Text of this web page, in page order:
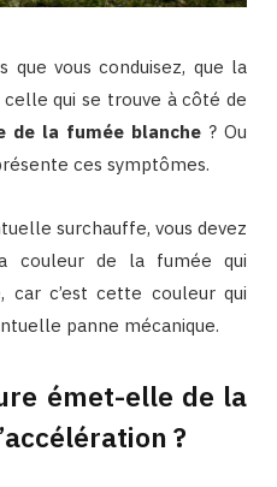
que vous conduisez, que la
qui se trouve à côté de
de la fumée blanche ? Ou
ces symptômes.
surchauffe, vous devez
couleur de la fumée qui
car c’est cette couleur qui
panne mécanique.
émet-elle de la
?